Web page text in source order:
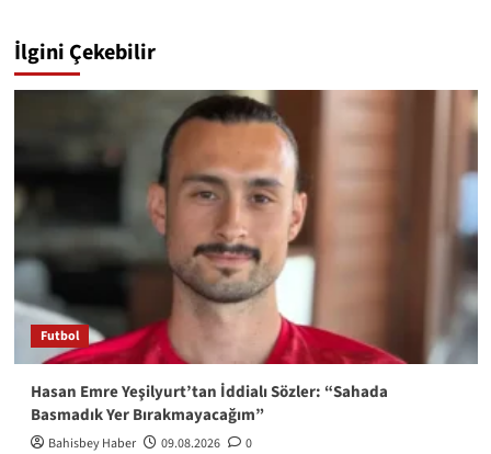
İlgini Çekebilir
Futbol
Hasan Emre Yeşilyurt’tan İddialı Sözler: “Sahada
Basmadık Yer Bırakmayacağım”
Bahisbey Haber 09.08.2026 0